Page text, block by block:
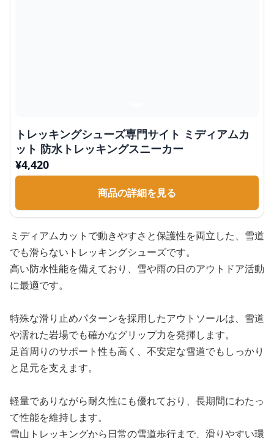
トレッキングシューズ専門サイト ミディアムカ
ット 防水トレッキングスニーカー
¥4,420
商品の詳細を見る
ミディアムカットで動きやすさと保護性を両立した、雪道
でも滑らないトレッキングシューズです。
高い防水性能を備えており、雪や雨の日のアウトドア活動
に最適です。
特殊な滑り止めパターンを採用したアウトソールは、雪道
や濡れた岩場でも確かなグリップ力を発揮します。
足首周りのサポート性も高く、不安定な雪道でもしっかり
と足元を支えます。
軽量でありながら耐久性にも優れており、長期間にわたっ
て性能を維持します。
雪山トレッキングから日常の雪道歩行まで、滑りやすい環